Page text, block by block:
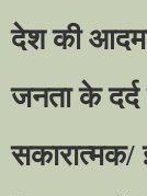
देश की
जनता के
सकारात्मक/